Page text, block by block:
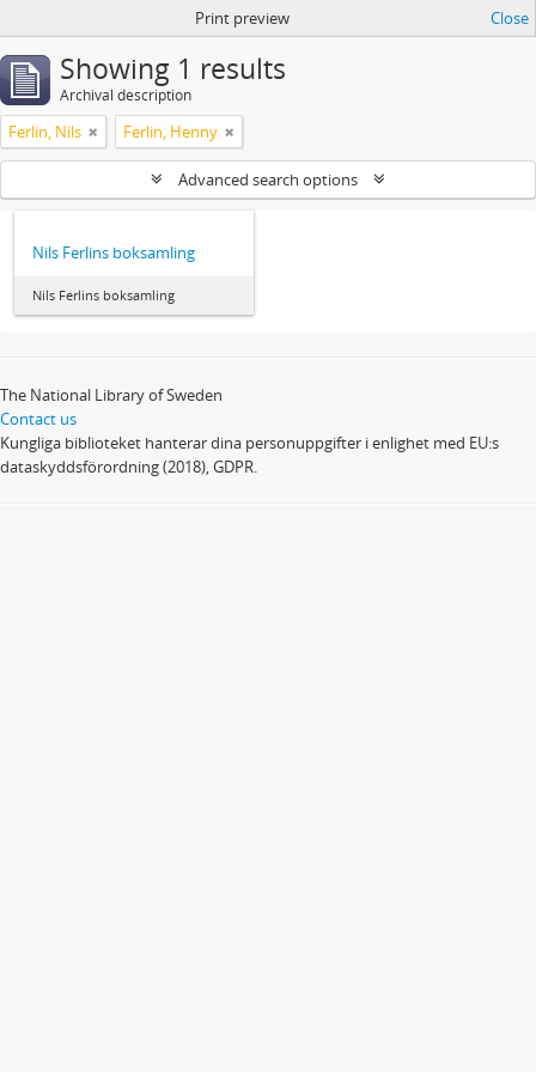
Print preview Close
Showing 1 results
Archival description
Ferlin, Nils Ferlin, Henny
Advanced search options
Nils Ferlins boksamling
Nils Ferlins boksamling
The National Library of Sweden
Contact us
Kungliga biblioteket hanterar dina personuppgifter i enlighet med EU:s
dataskyddsförordning (2018), GDPR.